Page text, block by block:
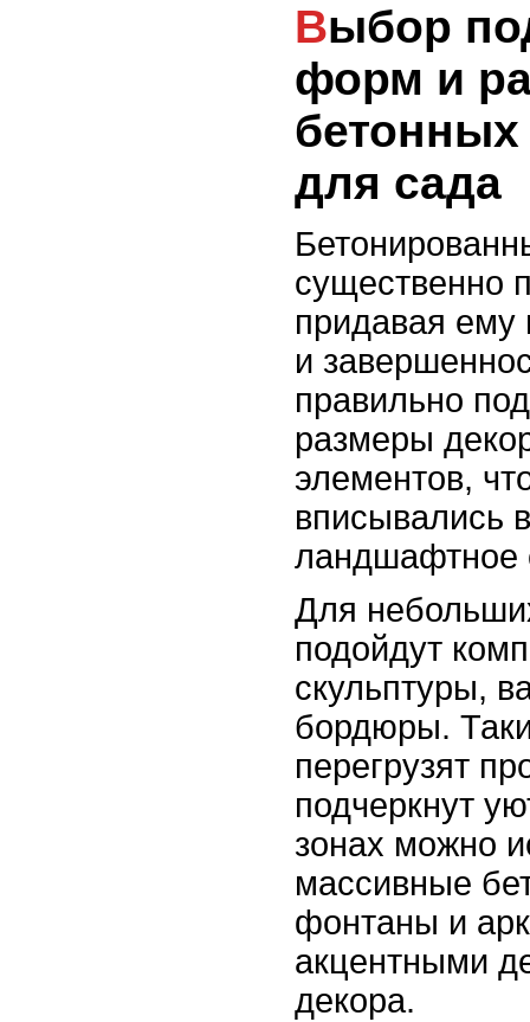
Выбор подходящих
форм и
для сада
существенно
придавая ему
и
правильно
размеры
элементов,
вписывались
Для
подойдут
скульптуры,
бордюры.
перегрузят
подчеркнут
зонах можно
массивные
фонтаны и
акцентными
декора.